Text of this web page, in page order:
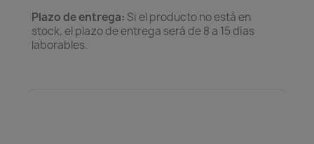
Plazo de entrega: Si el producto no está en
stock, el plazo de entrega será de 8 a 15 días
laborables.